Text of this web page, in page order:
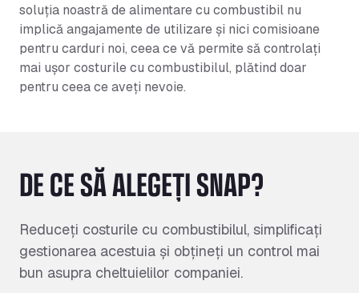
soluția noastră de alimentare cu combustibil nu
implică angajamente de utilizare și nici comisioane
pentru carduri noi, ceea ce vă permite să controlați
mai ușor costurile cu combustibilul, plătind doar
pentru ceea ce aveți nevoie.
DE CE SĂ ALEGEȚI SNAP?
Reduceți costurile cu combustibilul, simplificați
gestionarea acestuia și obțineți un control mai
bun asupra cheltuielilor companiei.